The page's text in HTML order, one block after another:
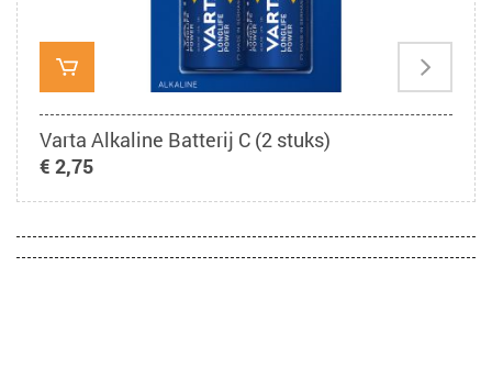
Varta Alkaline Batterij C (2 stuks)
€ 2,75